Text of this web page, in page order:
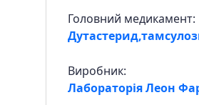
Головний медикамент:
Виробник:
Лабораторія Леон